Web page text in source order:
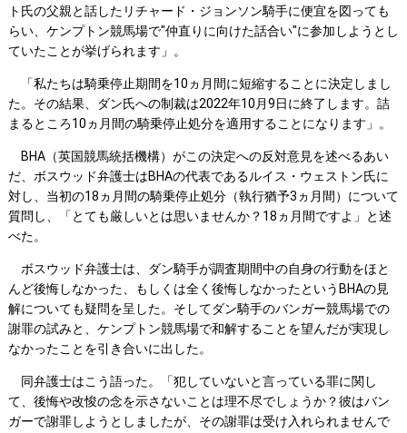
ト氏の父親と話したリチャード・ジョンソン騎手に便宜を図っても
らい、ケンプトン競馬場で"仲直りに向けた話合い"に参加しようとし
ていたことが挙げられます」。
「私たちは騎乗停止期間を10ヵ月間に短縮することに決定しまし
た。その結果、ダン氏への制裁は2022年10月9日に終了します。詰
まるところ10ヵ月間の騎乗停止処分を適用することになります」。
BHA（英国競馬統括機構）がこの決定への反対意見を述べるあい
だ、ボスウッド弁護士はBHAの代表であるルイス・ウェストン氏に
対し、当初の18ヵ月間の騎乗停止処分（執行猶予3ヵ月間）について
質問し、「とても厳しいとは思いませんか？18ヵ月間ですよ」と述
べた。
ボスウッド弁護士は、ダン騎手が調査期間中の自身の行動をほと
んど後悔しなかった、もしくは全く後悔しなかったというBHAの見
解についても疑問を呈した。そしてダン騎手のバンガー競馬場での
謝罪の試みと、ケンプトン競馬場で和解することを望んだが実現し
なかったことを引き合いに出した。
同弁護士はこう語った。「犯していないと言っている罪に関し
て、後悔や改悛の念を示さないことは理不尽でしょうか？彼はバン
ガーで謝罪しようとしましたが、その謝罪は受け入れられませんで